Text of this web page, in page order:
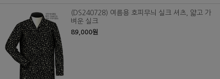
(DS240728) 여름용 호피무늬 실크 셔츠, 얇고 가
벼운 실크
89,000원